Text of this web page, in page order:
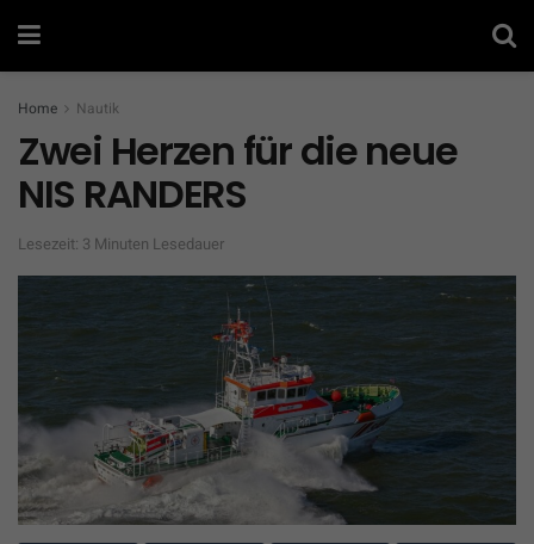
Home Nautik
Zwei Herzen für die neue
NIS RANDERS
Lesezeit: 3 Minuten Lesedauer